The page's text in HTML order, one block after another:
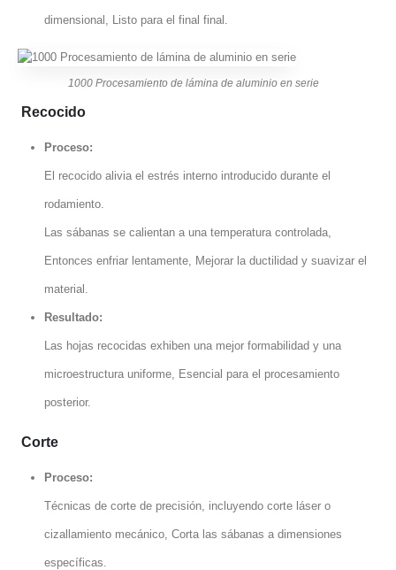
dimensional, Listo para el final final.
1000 Procesamiento de lámina de aluminio en serie
Recocido
Proceso:
El recocido alivia el estrés interno introducido durante el
rodamiento.
Las sábanas se calientan a una temperatura controlada,
Entonces enfriar lentamente, Mejorar la ductilidad y suavizar el
material.
Resultado:
Las hojas recocidas exhiben una mejor formabilidad y una
microestructura uniforme, Esencial para el procesamiento
posterior.
Corte
Proceso:
Técnicas de corte de precisión, incluyendo corte láser o
cizallamiento mecánico, Corta las sábanas a dimensiones
específicas.